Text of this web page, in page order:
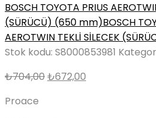
BOSCH TOYOTA PRIUS
(SÜRÜCÜ) (650 mm)BOSCH
AEROTWIN TEKLİ SİLECEK
Stok kodu: S8000853981
₺704,00Orijinal
₺672,00
Proace